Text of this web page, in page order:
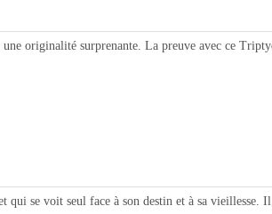
originalité surprenante. La preuve avec ce
se voit seul face à son destin et à sa vieillesse.